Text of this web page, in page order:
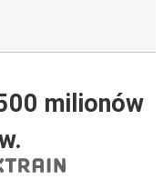
milionów